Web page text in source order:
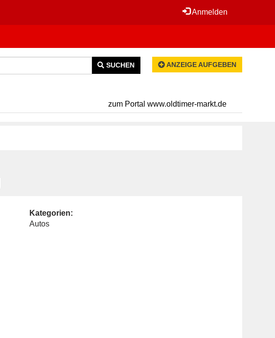
Anmelden
SUCHEN ANZEIGE AUFGEBEN
zum Portal www.oldtimer-markt.de
Kategorien:
Autos